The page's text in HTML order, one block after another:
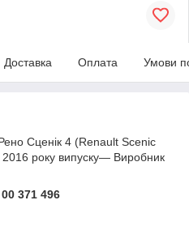
Доставка Оплата Умови
Сценік 4 (Renault Scenic
року випуску— Виробник
371 496